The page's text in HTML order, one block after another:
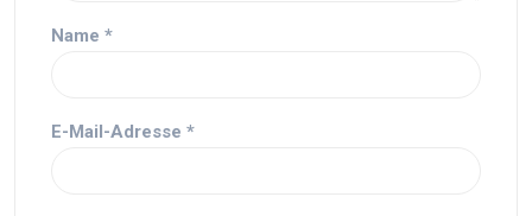
Name *
E-Mail-Adresse *